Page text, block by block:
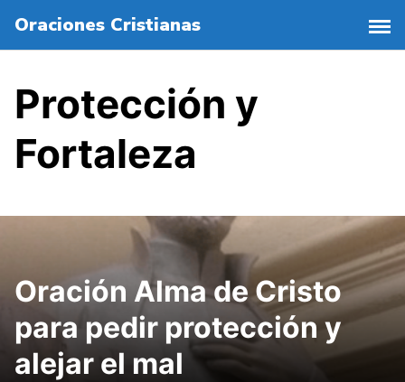
l
Oraciones Cristianas
Protección y
Fortaleza
Oración Alma de Cristo
para pedir protección y
alejar el mal